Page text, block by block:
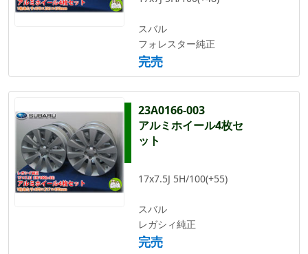
スバル
フォレスター純正
完売
23A0166-003
アルミホイール4枚セ
ット
17x7.5J 5H/100(+55)
スバル
レガシィ純正
完売